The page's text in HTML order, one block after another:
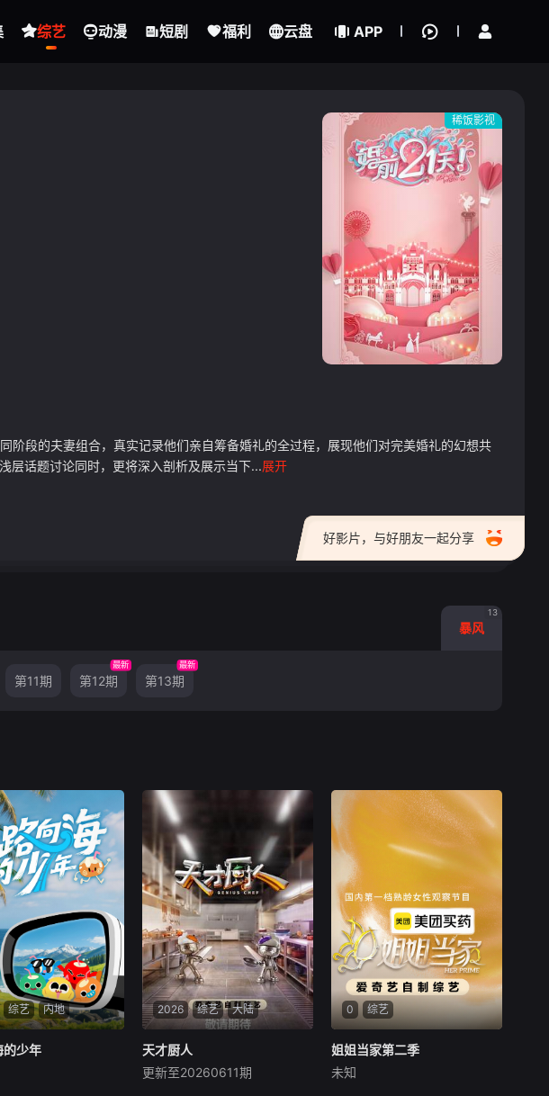
综艺 动漫 短剧 福利 云盘 APP
稀饭影视
阶段的夫妻组合，真实记录他们亲自筹备婚礼的全过程，展现他们对完美婚礼的幻想共
层话题讨论同时，更将深入剖析及展示当下...展开
好影片，与好朋友一起分享
暴风
13
第11期 第12期
最新
第13期
最新
综艺 内地
海的少年
的少年
2026 综艺 大陆
天才厨人
黄渤 何浩楠
吕严
天才厨人
更新至20260611期
0 综艺
姐姐当家第二季
未知
姐姐当家第二季
未知